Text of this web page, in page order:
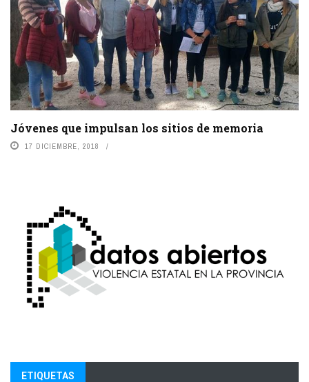
Jóvenes que impulsan los sitios de memoria
17 DICIEMBRE, 2018
ETIQUETAS